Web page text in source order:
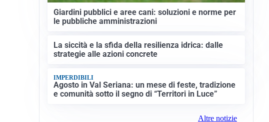
Giardini pubblici e aree cani: soluzioni e norme per
le pubbliche amministrazioni
La siccità e la sfida della resilienza idrica: dalle
strategie alle azioni concrete
IMPERDIBILI
Agosto in Val Seriana: un mese di feste, tradizione
e comunità sotto il segno di “Territori in Luce”
Altre notizie